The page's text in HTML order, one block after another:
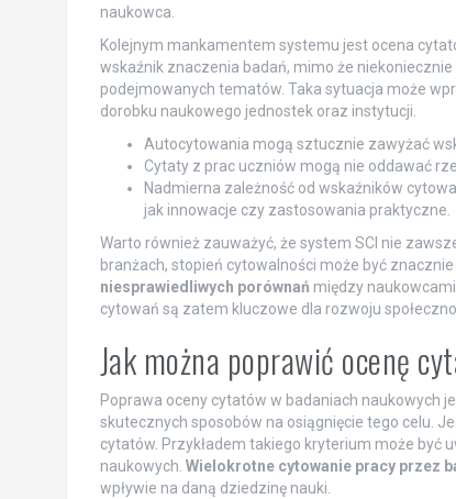
naukowca.
Kolejnym mankamentem systemu jest ocena
wskaźnik znaczenia badań, mimo że
podejmowanych tematów. Taka sytuacja może
dorobku naukowego jednostek oraz instytucji.
Autocytowania mogą sztucznie zawyżać
Cytaty z prac uczniów mogą nie oddawać
Nadmierna zależność od wskaźników
jak innowacje czy zastosowania praktyczne.
Warto również zauważyć, że system SCI nie
branżach, stopień cytowalności może być
niesprawiedliwych porównań między
cytowań są zatem kluczowe dla rozwoju
Jak można poprawić ocenę
Poprawa oceny cytatów w badaniach naukowych
skutecznych sposobów na osiągnięcie tego celu.
cytatów. Przykładem takiego kryterium może być
naukowych. Wielokrotne cytowanie pracy przez
wpływie na daną dziedzinę nauki.